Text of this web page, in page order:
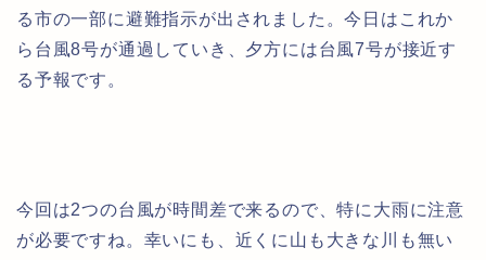
る市の一部に避難指示が出されました。今日はこれか
ら台風8号が通過していき、夕方には台風7号が接近す
る予報です。
今回は2つの台風が時間差で来るので、特に大雨に注意
が必要ですね。幸いにも、近くに山も大きな川も無い